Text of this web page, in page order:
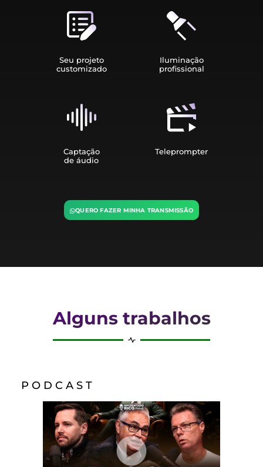
Seu projeto
customizado
Iluminação
profissional
Captação
de áudio
Teleprompter
QUERO FAZER MINHA TRANSMISSÃO
Alguns trabalhos
P O D C A S T